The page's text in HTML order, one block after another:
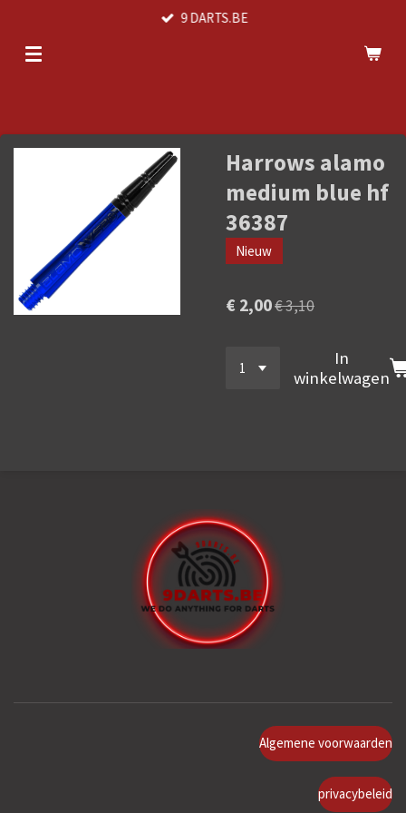
naar
9 DARTS.BE
Harrows alamo
medium blue hf
36387
Nieuw
€ 2,00€ 3,10
In
winkelwagen
Algemene voorwaarden
privacybeleid